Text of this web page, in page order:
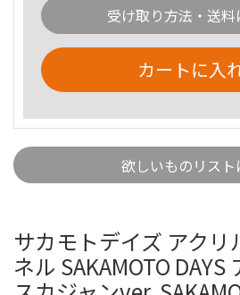
受け取り方法・送料
カートに入
欲しいものリスト
サカモトデイズ アク
ネル SAKAMOTO